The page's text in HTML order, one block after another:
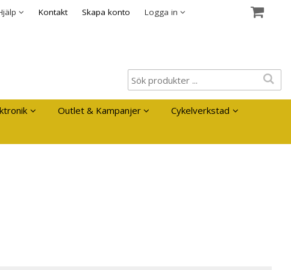
Kontakt Skapa konto Logga in
Outlet & Kampanjer
Cykelverkstad